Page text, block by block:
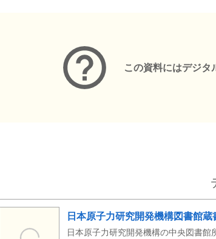
この資料にはデジタ
日本原子力研究開発機構図書館蔵
日本原子力研究開発機構の中央図書館